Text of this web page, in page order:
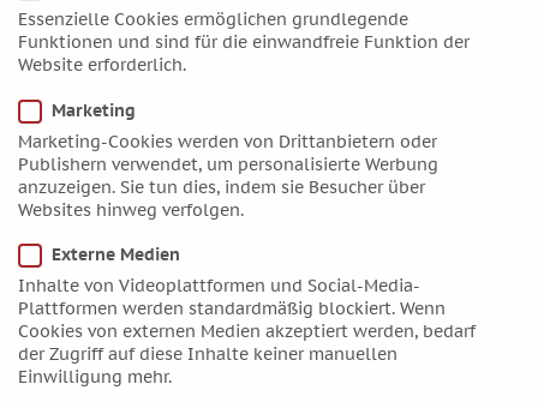
Februar 2018
Januar 2018
November 2017
Oktober 2017
September 2017
August 2017
Juli 2017
Juni 2017
Mai 2017
April 2017
März 2017
Essenzielle Cookies ermöglichen grundlegende
Funktionen und sind für die einwandfreie Funktion der
Website erforderlich.
Marketing
Marketing-Cookies werden von Drittanbietern oder
Publishern verwendet, um personalisierte Werbung
anzuzeigen. Sie tun dies, indem sie Besucher über
Websites hinweg verfolgen.
Externe Medien
Inhalte von Videoplattformen und Social-Media-
Plattformen werden standardmäßig blockiert. Wenn
Cookies von externen Medien akzeptiert werden, bedarf
der Zugriff auf diese Inhalte keiner manuellen
Einwilligung mehr.